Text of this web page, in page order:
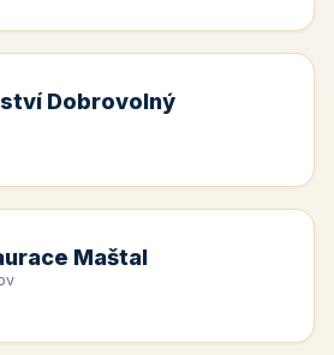
Dobrovolný
Maštal